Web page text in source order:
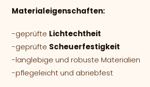
Materialeigenschaften:
-geprüfte Lichtechtheit
-geprüfte Scheuerfestigkeit
-langlebige und robuste Materialien
-pflegeleicht und abriebfest